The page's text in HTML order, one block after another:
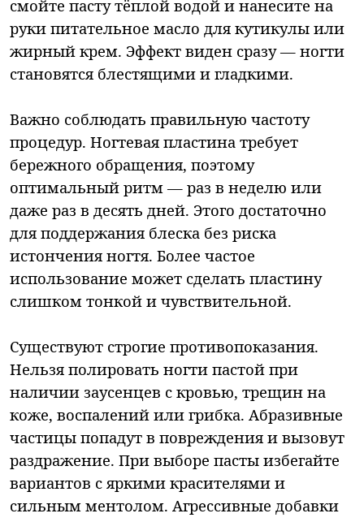
смойте пасту тёплой водой и нанесите на
руки питательное масло для кутикулы или
жирный крем. Эффект виден сразу — ногти
становятся блестящими и гладкими.
Важно соблюдать правильную частоту
процедур. Ногтевая пластина требует
бережного обращения, поэтому
оптимальный ритм — раз в неделю или
даже раз в десять дней. Этого достаточно
для поддержания блеска без риска
истончения ногтя. Более частое
использование может сделать пластину
слишком тонкой и чувствительной.
Существуют строгие противопоказания.
Нельзя полировать ногти пастой при
наличии заусенцев с кровью, трещин на
коже, воспалений или грибка. Абразивные
частицы попадут в повреждения и вызовут
раздражение. При выборе пасты избегайте
вариантов с яркими красителями и
сильным ментолом. Агрессивные добавки